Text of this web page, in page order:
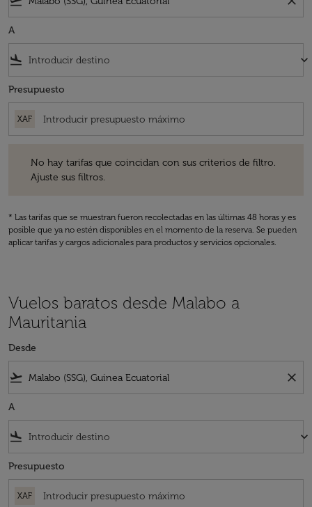
A
flight_land keyboard_arrow_down
Presupuesto
XAF
No hay tarifas que coincidan con sus criterios de filtro.
Ajuste sus filtros.
* Las tarifas que se muestran fueron recolectadas en las últimas 48 horas y es
posible que ya no estén disponibles en el momento de la reserva. Se pueden
aplicar tarifas y cargos adicionales para productos y servicios opcionales.
Vuelos baratos desde Malabo a
Mauritania
Desde
flight_takeoff close
A
flight_land keyboard_arrow_down
Presupuesto
XAF